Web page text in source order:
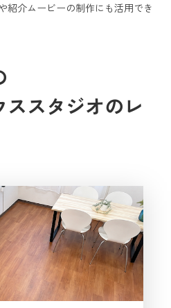
紹介ムービーの制作にも活用でき
スタジオのレ